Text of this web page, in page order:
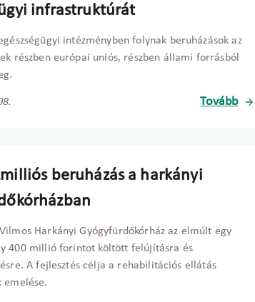
infrastruktúrát
intézményben folynak beruházások az
részben európai uniós, részben állami forrásból
Tovább
beruházás a harkányi
Harkányi Gyógyfürdőkórház az elmúlt egy
400 millió forintot költött felújításra és
A fejlesztés célja a rehabilitációs ellátás
emelése.